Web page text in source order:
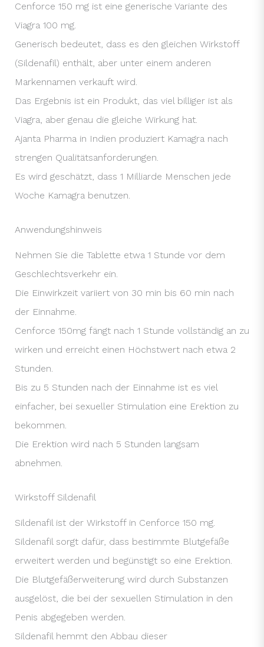
Cenforce 150 mg ist eine generische Variante des
Viagra 100 mg.
Generisch bedeutet, dass es den gleichen Wirkstoff
(Sildenafil) enthält, aber unter einem anderen
Markennamen verkauft wird.
Das Ergebnis ist ein Produkt, das viel billiger ist als
Viagra, aber genau die gleiche Wirkung hat.
Ajanta Pharma in Indien produziert Kamagra nach
strengen Qualitätsanforderungen.
Es wird geschätzt, dass 1 Milliarde Menschen jede
Woche Kamagra benutzen.
Anwendungshinweis
Nehmen Sie die Tablette etwa 1 Stunde vor dem
Geschlechtsverkehr ein.
Die Einwirkzeit variiert von 30 min bis 60 min nach
der Einnahme.
Cenforce 150mg fängt nach 1 Stunde vollständig an zu
wirken und erreicht einen Höchstwert nach etwa 2
Stunden.
Bis zu 5 Stunden nach der Einnahme ist es viel
einfacher, bei sexueller Stimulation eine Erektion zu
bekommen.
Die Erektion wird nach 5 Stunden langsam
abnehmen.
Wirkstoff Sildenafil
Sildenafil ist der Wirkstoff in Cenforce 150 mg.
Sildenafil sorgt dafür, dass bestimmte Blutgefäße
erweitert werden und begünstigt so eine Erektion.
Die Blutgefäßerweiterung wird durch Substanzen
ausgelöst, die bei der sexuellen Stimulation in den
Penis abgegeben werden.
Sildenafil hemmt den Abbau dieser